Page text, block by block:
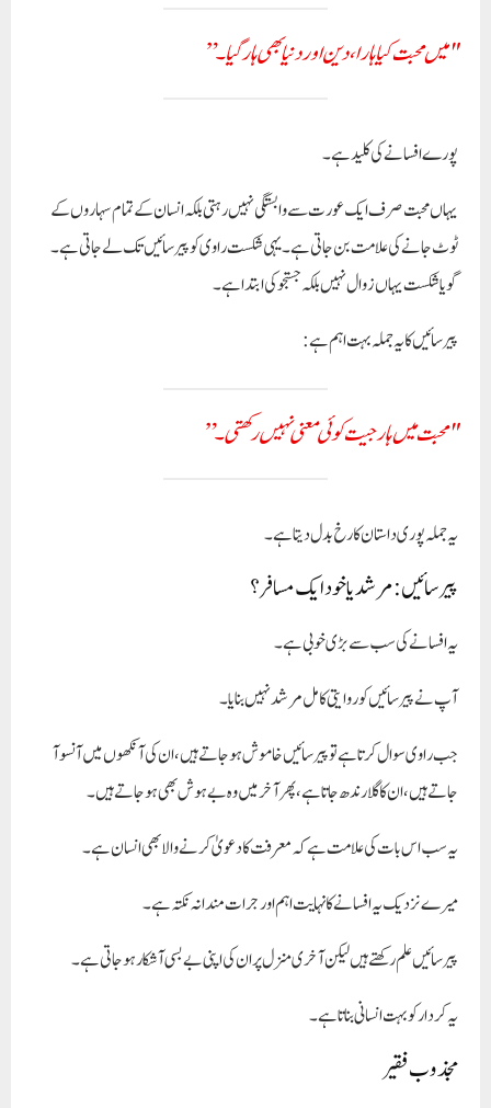
"میں محبت کیا ہارا، دین اور دنیا بھی ہار گیا۔”
پورے افسانے کی کلید ہے۔
یہاں محبت صرف ایک عورت سے وابستگی نہیں رہتی بلکہ انسان کے تمام سہاروں کے
ٹوٹ جانے کی علامت بن جاتی ہے۔ یہی شکست راوی کو پیرسائیں تک لے جاتی ہے۔
گویا شکست یہاں زوال نہیں بلکہ جستجو کی ابتدا ہے۔
پیرسائیں کا یہ جملہ بہت اہم ہے:
"محبت میں ہار جیت کوئی معنی نہیں رکھتی۔”
یہ جملہ پوری داستان کا رخ بدل دیتا ہے۔
پیرسائیں: مرشد یا خود ایک مسافر؟
یہ افسانے کی سب سے بڑی خوبی ہے۔
آپ نے پیرسائیں کو روایتی کامل مرشد نہیں بنایا۔
جب راوی سوال کرتا ہے تو پیرسائیں خاموش ہوجاتے ہیں، ان کی آنکھوں میں آنسو آ
جاتے ہیں، ان کا گلا رندھ جاتا ہے، پھر آخر میں وہ بے ہوش بھی ہو جاتے ہیں۔
یہ سب اس بات کی علامت ہے کہمعرفت کا دعویٰ کرنے والا بھی انسان ہے۔
میرے نزدیک یہ افسانے کا نہایت اہم اور جرات مندانہ نکتہ ہے۔
پیرسائیں علم رکھتے ہیں لیکن آخری منزل پر ان کی اپنی بے بسی آشکار ہوجاتی ہے۔
یہ کردار کو بہت انسانی بناتا ہے۔
مجذوب فقیر